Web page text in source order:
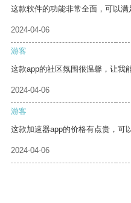
这款软件的功能非常全面，可以满
2024-04-06
游客
这款app的社区氛围很温馨，让我
2024-04-06
游客
这款加速器app的价格有点贵，可
2024-04-06